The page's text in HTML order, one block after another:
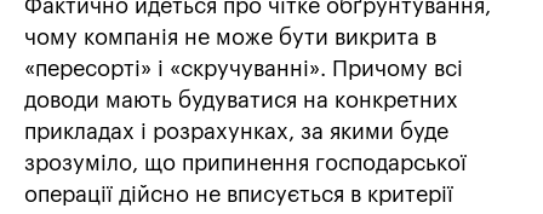
Фактично йдеться про чітке обґрунтування,
чому компанія не може бути викрита в
«пересорті» і «скручуванні». Причому всі
доводи мають будуватися на конкретних
прикладах і розрахунках, за якими буде
зрозуміло, що припинення господарської
операції дійсно не вписується в критерії